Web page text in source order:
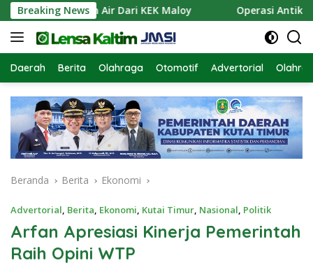
Langsung
ke
konten
Breaking News
Pasokan Air Dari KEK Maloy Operasi Antik
Daerah Berita Olahraga Otomotif Advertorial
Beranda Berita Ekonomi
Advertorial, Berita, Ekonomi, Kutai Timur, Nasional, Politik
Arfan Apresiasi Kinerja Pemerintah
Raih Opini WTP